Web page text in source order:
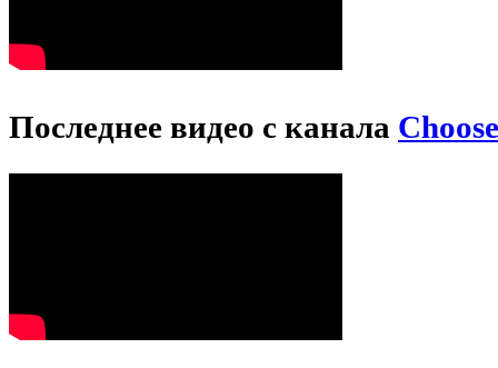
Последнее видео с канала